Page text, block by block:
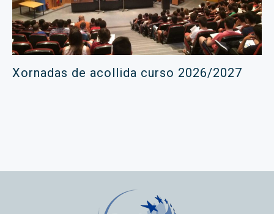
Xornadas de acollida curso 2026/2027